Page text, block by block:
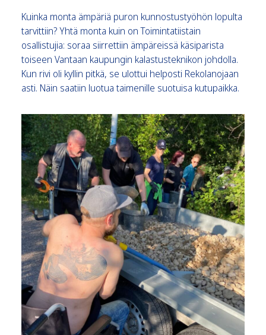
Kuinka monta ämpäriä puron kunnostustyöhön lopulta
tarvittiin? Yhtä monta kuin on Toimintatiistain
osallistujia: soraa siirrettiin ämpäreissä käsiparista
toiseen Vantaan kaupungin kalastusteknikon johdolla.
Kun rivi oli kyllin pitkä, se ulottui helposti Rekolanojaan
asti. Näin saatiin luotua taimenille suotuisa kutupaikka.